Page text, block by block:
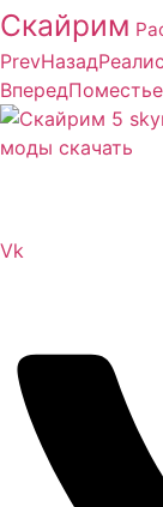
Скайрим
PrevНазад
Вперед
Vk